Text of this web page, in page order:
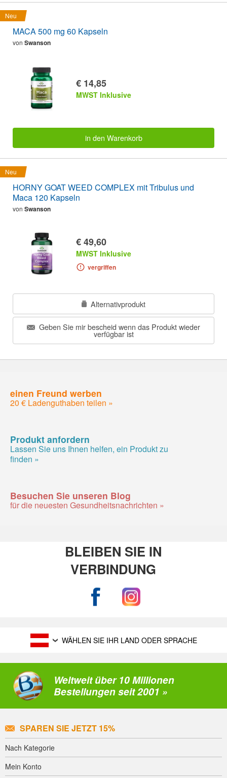
Neu
MACA 500 mg 60 Kapseln
von Swanson
€ 14,85
MWST Inklusive
in den Warenkorb
Neu
HORNY GOAT WEED COMPLEX mit Tribulus und
Maca 120 Kapseln
von Swanson
€ 49,60
MWST Inklusive
vergriffen
Alternativprodukt
Geben Sie mir bescheid wenn das Produkt wieder
verfügbar ist
einen Freund werben
20 € Ladenguthaben teilen »
Produkt anfordern
Lassen Sie uns Ihnen helfen, ein Produkt zu
finden »
Besuchen Sie unseren Blog
für die neuesten Gesundheitsnachrichten »
BLEIBEN SIE IN
VERBINDUNG
WÄHLEN SIE IHR LAND ODER SPRACHE
Weltweit über 10 Millionen
Bestellungen seit 2001 »
SPAREN SIE JETZT 15%
Nach Kategorie
Mein Konto